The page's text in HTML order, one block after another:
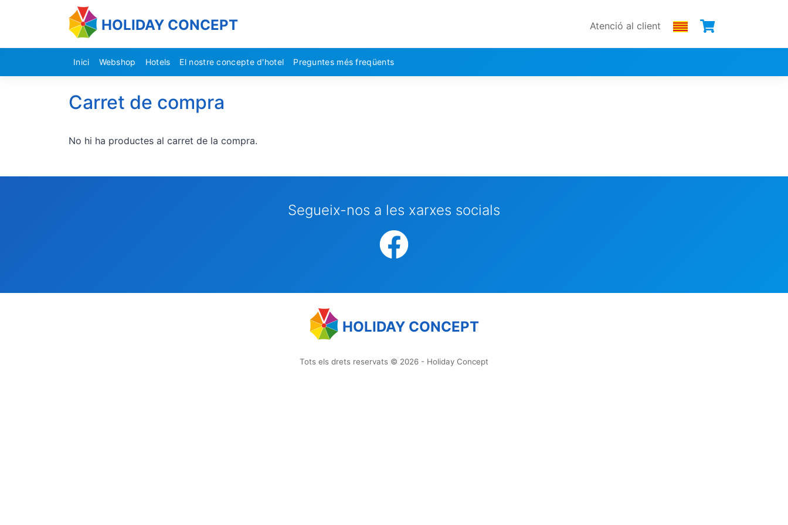
HOLIDAY CONCEPT Atenció al client
Inici Webshop Hotels El nostre concepte d'hotel Preguntes més freqüents
Carret de compra
No hi ha productes al carret de la compra.
Segueix-nos a les xarxes socials
HOLIDAY CONCEPT
Tots els drets reservats © 2026 - Holiday Concept